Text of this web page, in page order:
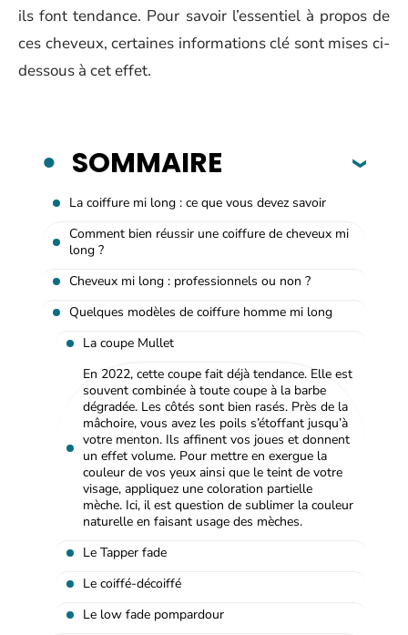
ils font tendance. Pour savoir l’essentiel à propos de
ces cheveux, certaines informations clé sont mises ci-
dessous à cet effet.
SOMMAIRE
La coiffure mi long : ce que vous devez savoir
Comment bien réussir une coiffure de cheveux mi
long ?
Cheveux mi long : professionnels ou non ?
Quelques modèles de coiffure homme mi long
La coupe Mullet
En 2022, cette coupe fait déjà tendance. Elle est
souvent combinée à toute coupe à la barbe
dégradée. Les côtés sont bien rasés. Près de la
mâchoire, vous avez les poils s’étoffant jusqu’à
votre menton. Ils affinent vos joues et donnent
un effet volume. Pour mettre en exergue la
couleur de vos yeux ainsi que le teint de votre
visage, appliquez une coloration partielle
mèche. Ici, il est question de sublimer la couleur
naturelle en faisant usage des mèches.
Le Tapper fade
Le coiffé-décoiffé
Le low fade pompardour